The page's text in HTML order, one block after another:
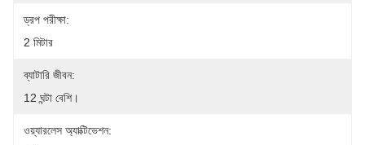
ড্রপ পরীক্ষা:
2 মিটার
ব্যাটারি জীবন:
12 ঘন্টা বেশি।
ওয়্যারলেস অ্যাক্টিভেশন: